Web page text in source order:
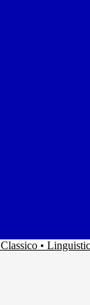
Classico •